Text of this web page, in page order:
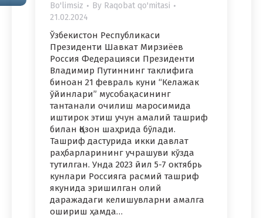
Bo'limsiz By Raqobat qo'mitasi
21.02.2024
Ўзбекистон Республикаси
Президенти Шавкат Мирзиёев
Россия Федерацияси Президенти
Владимир Путиннинг таклифига
биноан 21 февраль куни “Келажак
ўйинлари” мусобақасининг
тантанали очилиш маросимида
иштирок этиш учун амалий ташриф
билан Қозон шаҳрида бўлади.
Ташриф дастурида икки давлат
раҳбарларининг учрашуви кўзда
тутилган. Унда 2023 йил 5-7 октябрь
кунлари Россияга расмий ташриф
якунида эришилган олий
даражадаги келишувларни амалга
ошириш ҳамда…